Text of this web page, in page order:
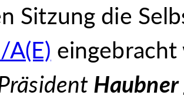
Sitzung die
Haubner